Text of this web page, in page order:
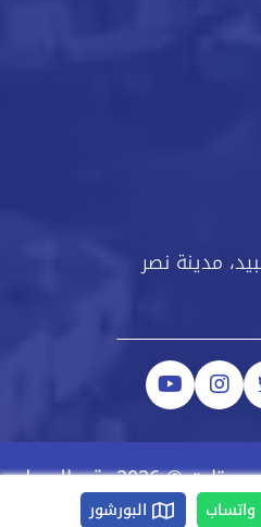
جميع الحقوق محفوظة نيو ستارت © 2026 رقم السجل
واتساب البورشور